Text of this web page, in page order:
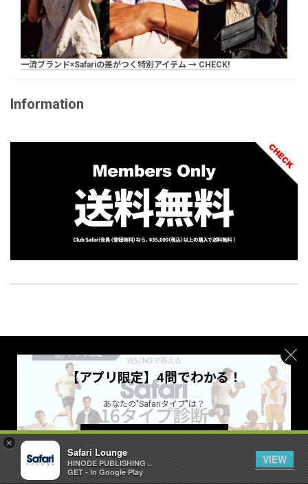
×
Safari Lounge
HINODE PUBLISHING ..
GET - In Google Play
VIEW
一流ブランド×Safariの差がつく特別アイテム → CHECK!
Information
Safariの本誌または別冊を同時に
買うと送料無料!
雑誌一覧を見る
【アプリ限定】4問でわかる！
あなたの"Safariタイプ"は？
詳しくはこちら ＞
3 お気に入り記事に追加